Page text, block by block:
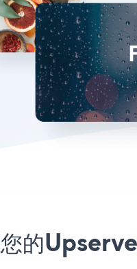
的